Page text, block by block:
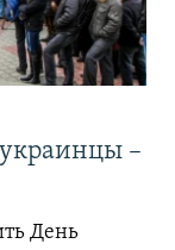
–
День